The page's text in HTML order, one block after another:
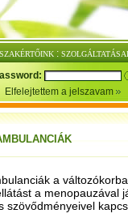
SZAKÉRTŐINK :
Elfelejtettem a jelszavam
a
a menopauzával
szövődményeivel